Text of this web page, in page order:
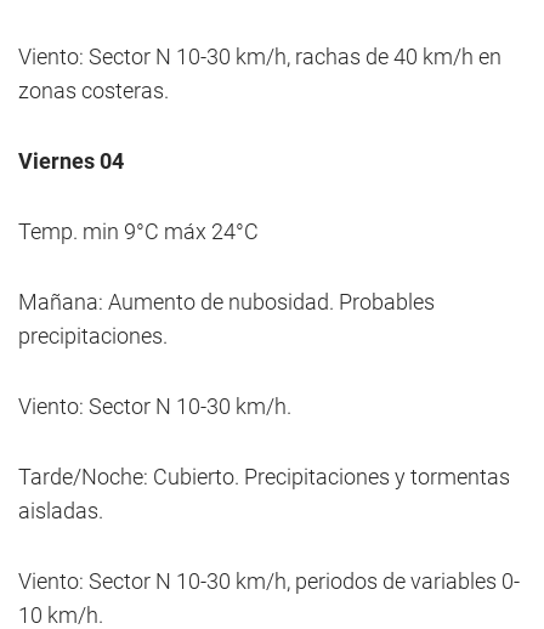
Viento: Sector N 10-30 km/h, rachas de 40 km/h en
zonas costeras.
Viernes 04
Temp. min 9°C máx 24°C
Mañana: Aumento de nubosidad. Probables
precipitaciones.
Viento: Sector N 10-30 km/h.
Tarde/Noche: Cubierto. Precipitaciones y tormentas
aisladas.
Viento: Sector N 10-30 km/h, periodos de variables 0-
10 km/h.